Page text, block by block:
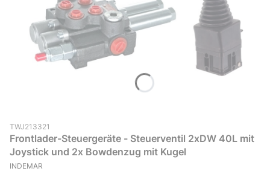
Produktcode (SKU)
TWJ213321
Frontlader-Steuergeräte - Steuerventil 2xDW 40L mit
Joystick und 2x Bowdenzug mit Kugel
HERSTELLER
INDEMAR